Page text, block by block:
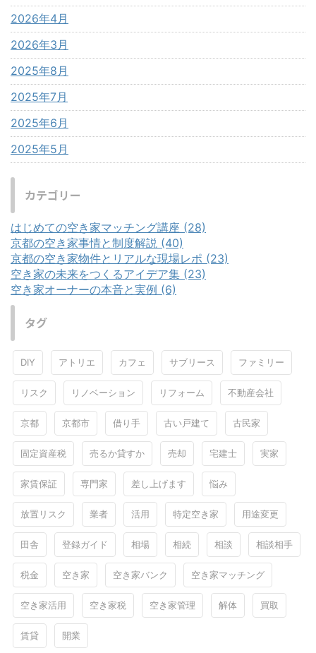
2026年4月
2026年3月
2025年8月
2025年7月
2025年6月
2025年5月
カテゴリー
はじめての空き家マッチング講座 (28)
京都の空き家事情と制度解説 (40)
京都の空き家物件とリアルな現場レポ (23)
空き家の未来をつくるアイデア集 (23)
空き家オーナーの本音と実例 (6)
タグ
DIY アトリエ カフェ サブリース ファミリー
リスク リノベーション リフォーム 不動産会社
京都 京都市 借り手 古い戸建て 古民家
固定資産税 売るか貸すか 売却 宅建士 実家
家賃保証 専門家 差し上げます 悩み
放置リスク 業者 活用 特定空き家 用途変更
田舎 登録ガイド 相場 相続 相談 相談相手
税金 空き家 空き家バンク 空き家マッチング
空き家活用 空き家税 空き家管理 解体 買取
賃貸 開業